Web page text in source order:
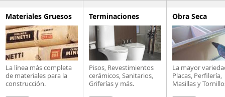
Materiales Gruesos
La línea más completa
de materiales para la
construcción.
Terminaciones
Pisos, Revestimientos
cerámicos, Sanitarios,
Griferías y más.
Obra Seca
La mayor
Placas, Perfilería,
Masillas y